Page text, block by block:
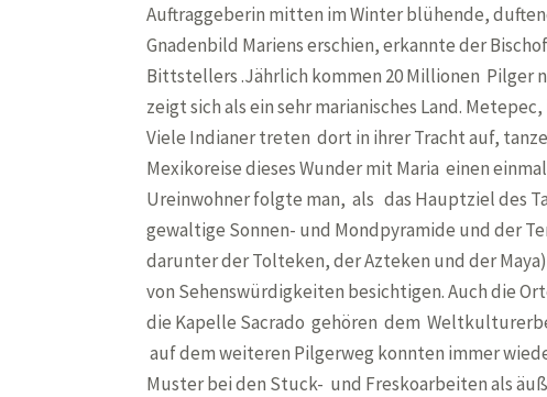
Auftraggeberin mitten im Winter blühende,
Gnadenbild Mariens erschien, erkannte der
Bittstellers .Jährlich kommen 20 Millionen Pilger
zeigt sich als ein sehr marianisches Land.
Viele Indianer treten dort in ihrer Tracht auf,
Mexikoreise dieses Wunder mit Maria einen
Ureinwohner folgte man, als das Hauptziel des
gewaltige Sonnen- und Mondpyramide und der
darunter der Tolteken, der Azteken und der
von Sehenswürdigkeiten besichtigen. Auch die
die Kapelle Sacrado gehören dem
auf dem weiteren Pilgerweg konnten immer
Muster bei den Stuck- und Freskoarbeiten als